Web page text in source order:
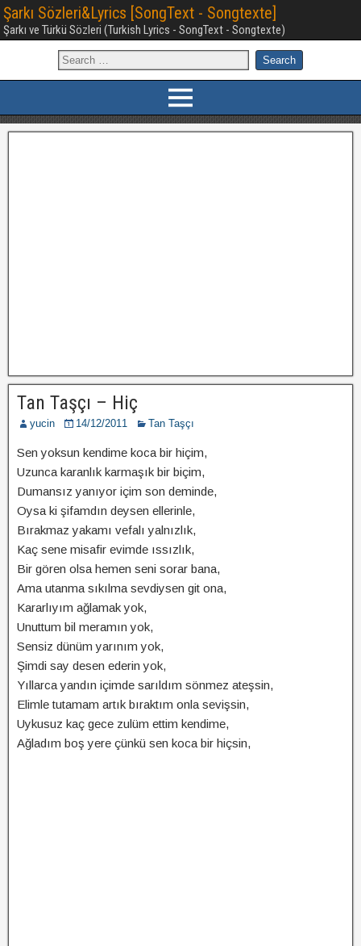
Şarkı Sözleri&Lyrics [SongText - Songtexte]
Şarkı ve Türkü Sözleri (Turkish Lyrics - SongText - Songtexte)
Tan Taşçı – Hiç
yucin 14/12/2011 Tan Taşçı
Sen yoksun kendime koca bir hiçim,
Uzunca karanlık karmaşık bir biçim,
Dumansız yanıyor içim son deminde,
Oysa ki şifamdın deysen ellerinle,
Bırakmaz yakamı vefalı yalnızlık,
Kaç sene misafir evimde ıssızlık,
Bir gören olsa hemen seni sorar bana,
Ama utanma sıkılma sevdiysen git ona,
Kararlıyım ağlamak yok,
Unuttum bil meramın yok,
Sensiz dünüm yarınım yok,
Şimdi say desen ederin yok,
Yıllarca yandın içimde sarıldım sönmez ateşsin,
Elimle tutamam artık bıraktım onla sevişsin,
Uykusuz kaç gece zulüm ettim kendime,
Ağladım boş yere çünkü sen koca bir hiçsin,